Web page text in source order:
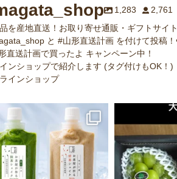
1,283
2,761
を産地直送！お取り寄せ通販・ギフトサイ
と #山形直送計画 を付けて投稿
直送計画で買ったよ キャンペーン中！
ンショップで紹介します (タグ付けもOK！)
インショップ